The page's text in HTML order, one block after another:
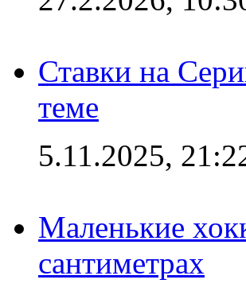
Ставки на
теме
5.11.2025,
Маленькие
сантиметрах